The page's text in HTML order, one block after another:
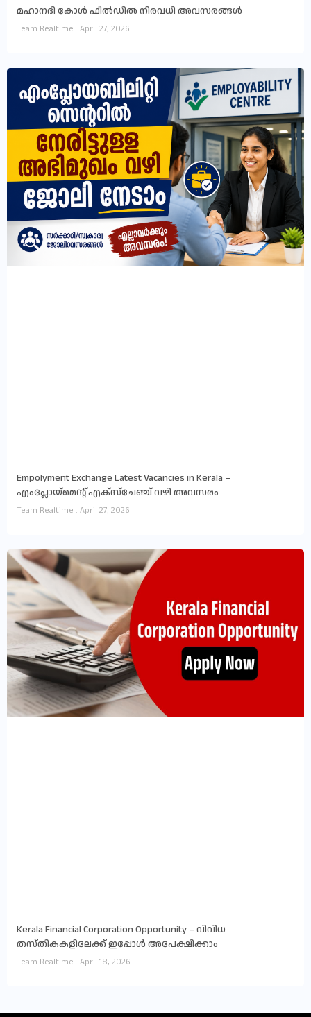
മഹാനദി കോൾ ഫീൽഡിൽ നിരവധി അവസരങ്ങൾ
Team Realtime April 27, 2026
Empolyment Exchange Latest Vacancies in Kerala –
എംപ്ലോയ്‌മെന്റ് എക്സ്ചേഞ്ച് വഴി അവസരം
Team Realtime April 27, 2026
Kerala Financial Corporation Opportunity – വിവിധ
തസ്തികകളിലേക്ക് ഇപ്പോൾ അപേക്ഷിക്കാം
Team Realtime April 18, 2026